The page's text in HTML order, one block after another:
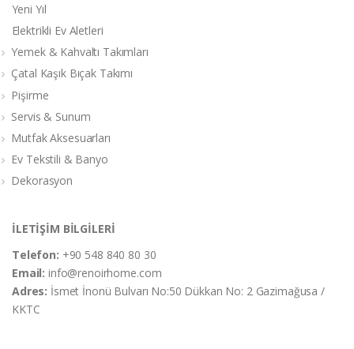
Yeni Yıl
Elektrikli Ev Aletleri
Yemek & Kahvaltı Takımları
Çatal Kaşık Bıçak Takımı
Pişirme
Servis & Sunum
Mutfak Aksesuarları
Ev Tekstili & Banyo
Dekorasyon
İLETİŞİM BİLGİLERİ
Telefon: +90 548 840 80 30
Email:info@renoirhome.com
Adres: İsmet İnonü Bulvarı No:50 Dükkan No: 2 Gazimağusa /
KKTC